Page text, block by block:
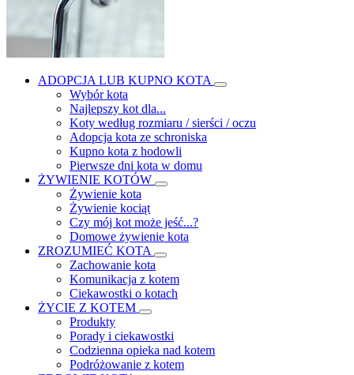
ADOPCJA LUB KUPNO KOTA
Wybór kota
Najlepszy kot dla...
Koty według rozmiaru / sierści / oczu
Adopcja kota ze schroniska
Kupno kota z hodowli
Pierwsze dni kota w domu
ŻYWIENIE KOTÓW
Żywienie kota
Żywienie kociąt
Czy mój kot może jeść...?
Domowe żywienie kota
ZROZUMIEĆ KOTA
Zachowanie kota
Komunikacja z kotem
Ciekawostki o kotach
ŻYCIE Z KOTEM
Produkty
Porady i ciekawostki
Codzienna opieka nad kotem
Podróżowanie z kotem